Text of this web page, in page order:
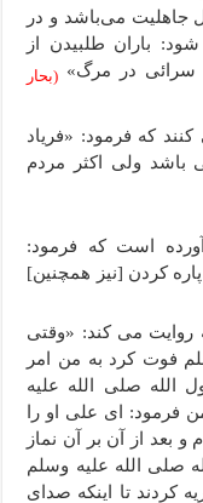
جاهلیت می‌باشد و در
باران طلبیدن از
سرائی در مرگ» (بحار
که فرمود: «فریاد
باشد ولی اکثر مردم
است که فرمود:
کردن [نیز همچنین]
می کند: «وقتی
فوت کرد به من امر
الله صلى الله علیه
فرمود: ای علی او را
بعد از آن بر آن نماز
صلى الله علیه وسلم
کردند تا اینکه صدای